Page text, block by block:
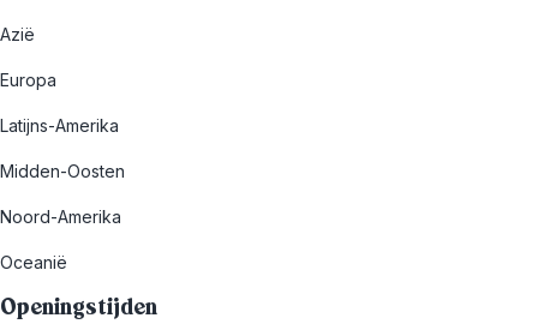
Azië
Europa
Latijns-Amerika
Midden-Oosten
Noord-Amerika
Oceanië
Openingstijden